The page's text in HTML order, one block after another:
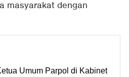
masyarakat dengan
Umum Parpol di Kabinet